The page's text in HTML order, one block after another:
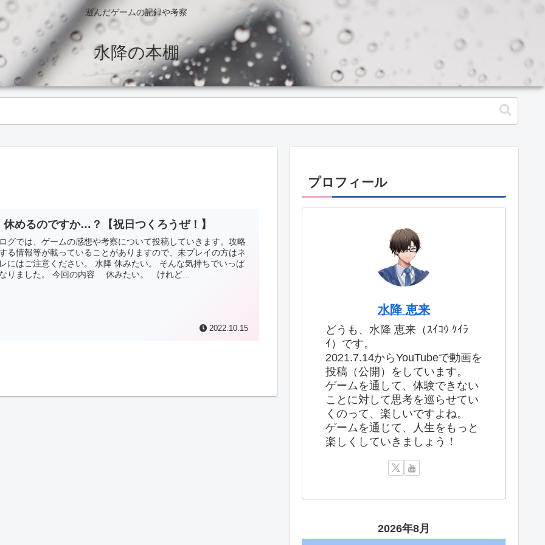
遊んだゲームの記録や考察
水降の本棚
休めるのですか…？【祝日つくろうぜ！】
グでは、ゲームの感想や考察について投稿していきます。攻略
る情報等が載っていることがありますので、未プレイの方はネ
にはご注意ください。 水降 休みたい。 そんな気持ちでいっぱ
りました。 今回の内容 休みたい。 けれど...
2022.10.15
プロフィール
水降 恵来
どうも、水降 恵来（ｽｲｺｳ ｹｲﾗ
ｲ）です。
2021.7.14からYouTubeで動画を
投稿（公開）をしています。
ゲームを通して、体験できない
ことに対して思考を巡らせてい
くのって、楽しいですよね。
ゲームを通じて、人生をもっと
楽しくしていきましょう！
2026年8月